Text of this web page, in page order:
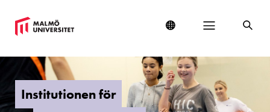
Institutionen
för
idrottsvetenskap
Institutionen för